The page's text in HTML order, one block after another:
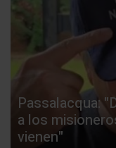
Passalacqua:
a los
vienen"